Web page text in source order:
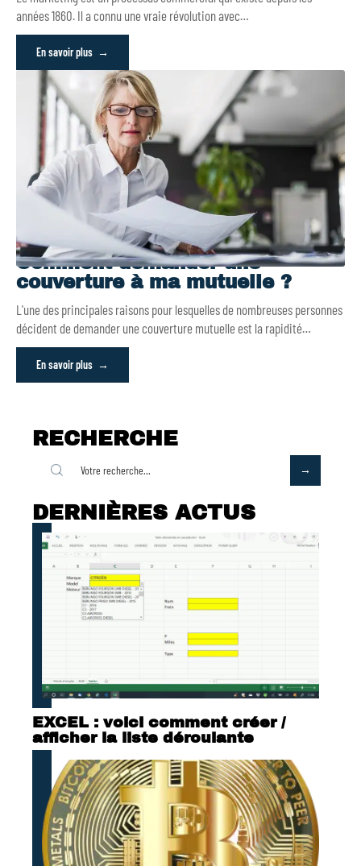
années 1860. Il a connu une vraie révolution avec…
En savoir plus
Comment demander une
couverture à ma mutuelle ?
L'une des principales raisons pour lesquelles de nombreuses personnes
décident de demander une couverture mutuelle est la rapidité…
En savoir plus
RECHERCHE
DERNIÈRES ACTUS
EXCEL : voici comment créer /
afficher la liste déroulante